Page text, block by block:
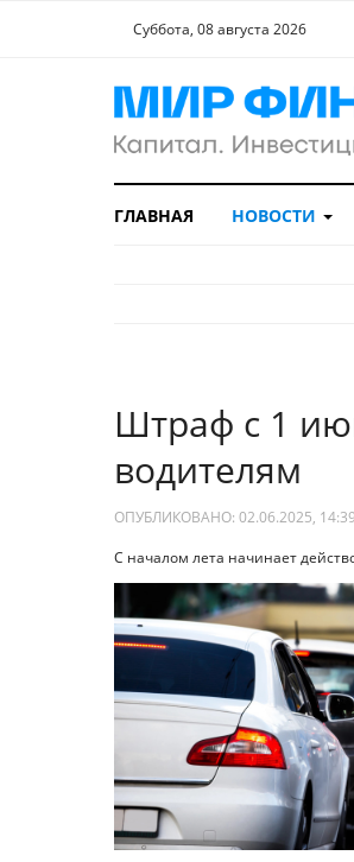
Суббота, 08 августа 2026
ГЛАВНАЯ НОВОСТИ
Штраф с 1
водителям
ОПУБЛИКОВАНО: 02.06.2025, 14:39
С началом лета начинает